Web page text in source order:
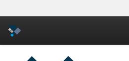
Skip
navigation